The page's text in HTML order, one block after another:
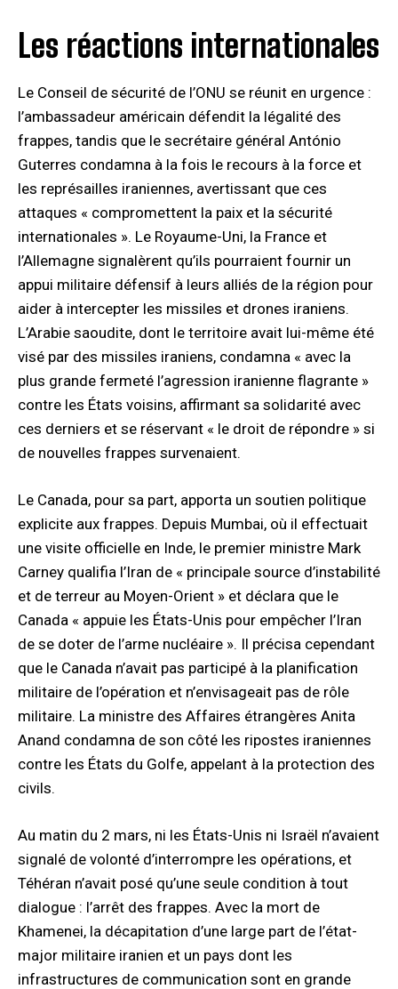
Les réactions internationales
Le Conseil de sécurité de l’ONU se réunit en urgence :
l’ambassadeur américain défendit la légalité des
frappes, tandis que le secrétaire général António
Guterres condamna à la fois le recours à la force et
les représailles iraniennes, avertissant que ces
attaques « compromettent la paix et la sécurité
internationales ». Le Royaume-Uni, la France et
l’Allemagne signalèrent qu’ils pourraient fournir un
appui militaire défensif à leurs alliés de la région pour
aider à intercepter les missiles et drones iraniens.
L’Arabie saoudite, dont le territoire avait lui-même été
visé par des missiles iraniens, condamna « avec la
plus grande fermeté l’agression iranienne flagrante »
contre les États voisins, affirmant sa solidarité avec
ces derniers et se réservant « le droit de répondre » si
de nouvelles frappes survenaient.
Le Canada, pour sa part, apporta un soutien politique
explicite aux frappes. Depuis Mumbai, où il effectuait
une visite officielle en Inde, le premier ministre Mark
Carney qualifia l’Iran de « principale source d’instabilité
et de terreur au Moyen-Orient » et déclara que le
Canada « appuie les États-Unis pour empêcher l’Iran
de se doter de l’arme nucléaire ». Il précisa cependant
que le Canada n’avait pas participé à la planification
militaire de l’opération et n’envisageait pas de rôle
militaire. La ministre des Affaires étrangères Anita
Anand condamna de son côté les ripostes iraniennes
contre les États du Golfe, appelant à la protection des
civils.
Au matin du 2 mars, ni les États-Unis ni Israël n’avaient
signalé de volonté d’interrompre les opérations, et
Téhéran n’avait posé qu’une seule condition à tout
dialogue : l’arrêt des frappes. Avec la mort de
Khamenei, la décapitation d’une large part de l’état-
major militaire iranien et un pays dont les
infrastructures de communication sont en grande